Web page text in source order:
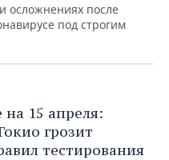
осложнениях после
под строгим
на 15 апреля:
грозит
тестирования